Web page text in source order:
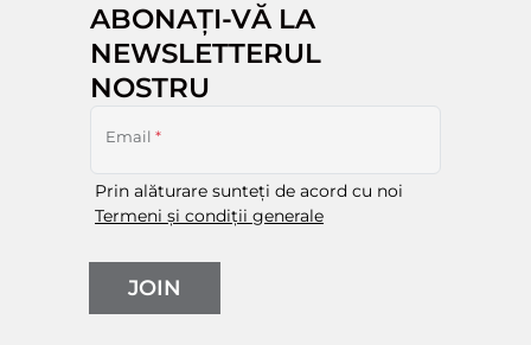
ABONAȚI-VĂ LA
NEWSLETTERUL
NOSTRU
Email *
Prin alăturare sunteți de acord cu noi
Termeni și condiții generale
JOIN